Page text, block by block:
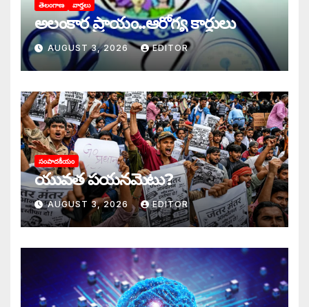
తెలంగాణ వార్తలు
అలంకార ప్రాయం..ఆరోగ్య కార్డులు
AUGUST 3, 2026 EDITOR
సంపాదకీయం
యువత పయనమెటు?
AUGUST 3, 2026 EDITOR